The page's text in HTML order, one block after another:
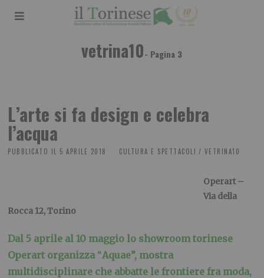
vetrina10- Pagina 3
L’arte si fa design e celebra
l’acqua
PUBBLICATO IL 5 APRILE 2018 CULTURA E SPETTACOLI / VETRINA10
Operart –
Via della
Rocca 12, Torino
Dal 5 aprile al 10 maggio lo showroom torinese
Operart organizza “Aquae”, mostra
multidisciplinare che abbatte le frontiere fra moda,